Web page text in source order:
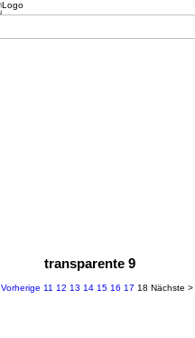
transparente 9
Vorherige 11 12 13 14 15 16 17 18 Nächste >